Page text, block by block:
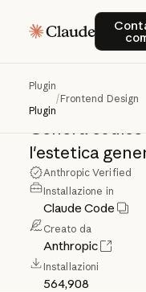
Plugin
Plugin
/Frontend Design
Crea
professionale
Generacodice
l'estetica
Anthropic Verified
Installazione in
Claude Code
Creato da
Anthropic
Installazioni
564,908